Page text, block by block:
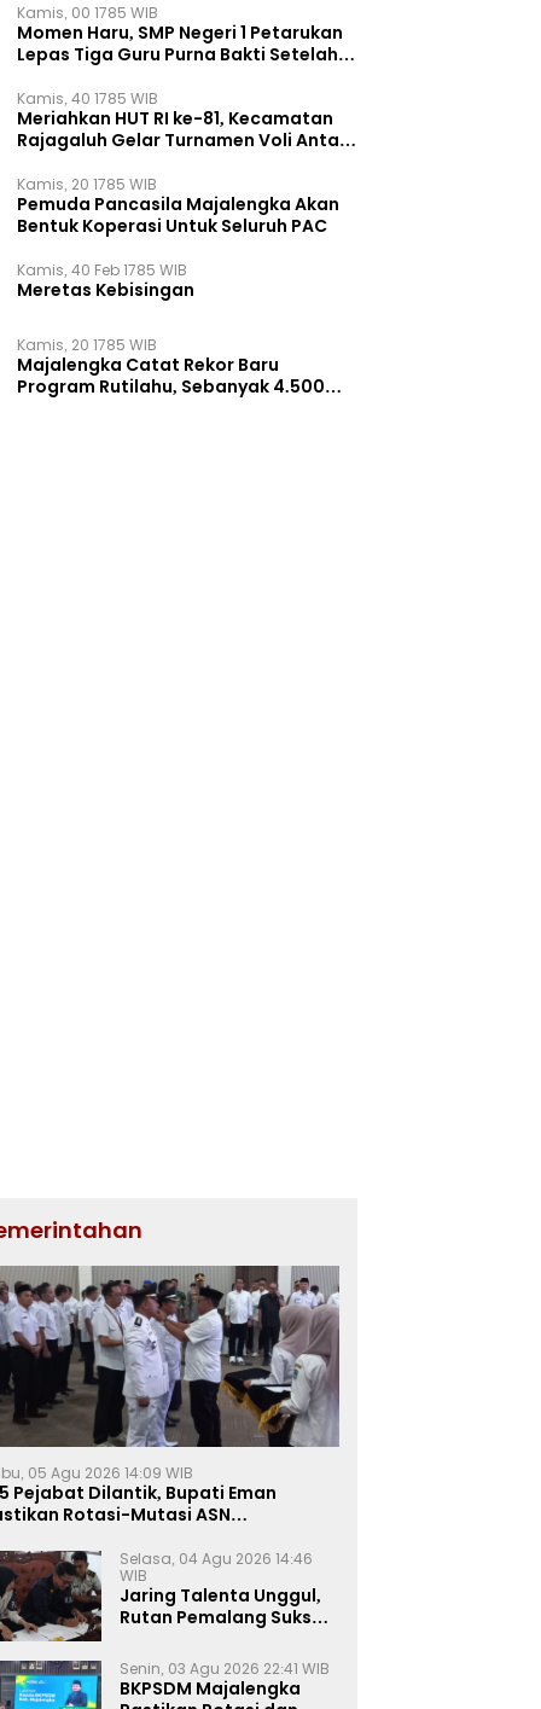
Kamis, 00 1785 WIB
Momen Haru, SMP Negeri 1 Petarukan
Lepas Tiga Guru Purna Bakti Setelah
Kamis, 40 1785 WIB
Meriahkan HUT RI ke-81, Kecamatan
Rajagaluh Gelar Turnamen Voli Antar
Kamis, 20 1785 WIB
Pemuda Pancasila Majalengka Akan
Bentuk Koperasi Untuk Seluruh PAC
Kamis, 40 Feb 1785 WIB
Meretas Kebisingan
Kamis, 20 1785 WIB
Majalengka Catat Rekor Baru
Program Rutilahu, Sebanyak 4.500
05 Agu 2026 14:09 WIB
Pejabat Dilantik, Bupati Eman
Rotasi-Mutasi ASN
Selasa, 04 Agu 2026 14:46
WIB
Jaring Talenta Unggul,
Rutan Pemalang Sukses
Wawancara Magang
Kemnaker
Senin, 03 Agu 2026 22:41 WIB
BKPSDM Majalengka